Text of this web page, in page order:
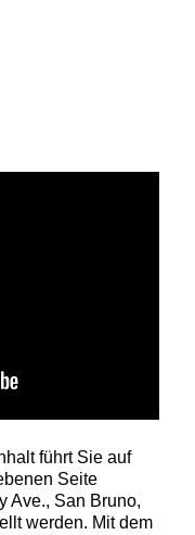
führt Sie auf
Seite
Ave., San Bruno,
werden. Mit dem